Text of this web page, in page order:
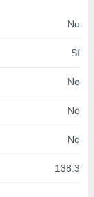
No
Sí
No
No
No
138.3